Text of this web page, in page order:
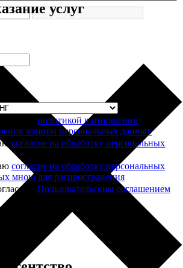
услуг
с политикой в отношении
защиты персональных данных
согласие на обработку персональных
согласие на обработку персональных
мною для распространения
с Пользовательским соглашением